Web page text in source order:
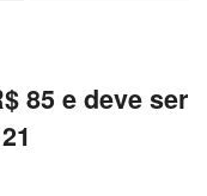
85 e deve ser